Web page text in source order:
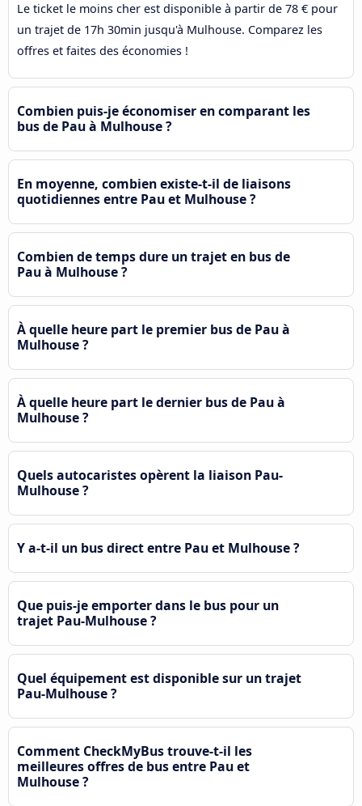
Le ticket le moins cher est disponible à partir de 78 € pour
un trajet de 17h 30min jusqu'à Mulhouse. Comparez les
offres et faites des économies !
Combien puis-je économiser en comparant les
bus de Pau à Mulhouse ?
En moyenne, combien existe-t-il de liaisons
quotidiennes entre Pau et Mulhouse ?
Combien de temps dure un trajet en bus de
Pau à Mulhouse ?
À quelle heure part le premier bus de Pau à
Mulhouse ?
À quelle heure part le dernier bus de Pau à
Mulhouse ?
Quels autocaristes opèrent la liaison Pau-
Mulhouse ?
Y a-t-il un bus direct entre Pau et Mulhouse ?
Que puis-je emporter dans le bus pour un
trajet Pau-Mulhouse ?
Quel équipement est disponible sur un trajet
Pau-Mulhouse ?
Comment CheckMyBus trouve-t-il les
meilleures offres de bus entre Pau et
Mulhouse ?